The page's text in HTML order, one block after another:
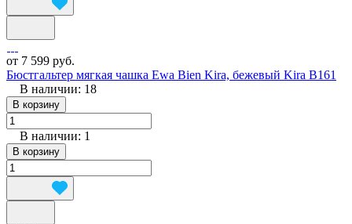
от 7 599 руб.
Бюстгальтер мягкая чашка Ewa Bien Kira, бежевый Kira B161
В наличии: 18
В корзину
В наличии: 1
В корзину